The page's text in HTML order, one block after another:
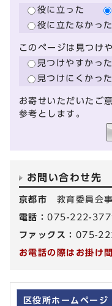
役に立った
役に立たなかった
このページは見つけ
見つけやすかった
見つけにくかった
お寄せいただいたご
参考とします。
お問い合わせ先
京都市 教育委員会
電話：075-222-
ファックス： 075-
お電話の際はお掛け
区役所ホームページ